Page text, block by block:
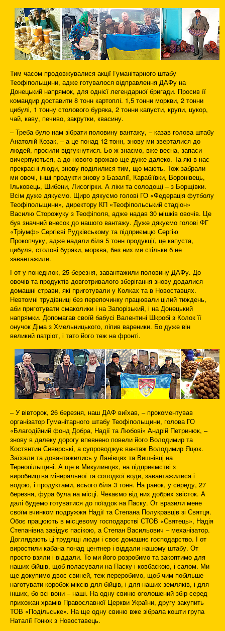
Тим часом продовжувалися акції Гуманітарного штабу
Теофіпольщини, адже готувалося відправлення ДАФу на
Донецький напрямок, для однієї легендарної бригади. Просив її
командир доставити 8 тонн картоплі. 1,5 тонни моркви, 2 тонни
цибулі, 1 тонну столового буряка, 2 тонни капусти, крупи, цукор,
чай, каву, печиво, закрутки, квасину.
– Треба було нам зібрати половину вантажу, – казав голова штабу
Анатолій Козак, – а це понад 12 тонн, знову ми зверталися до
людей, просили відгукнутися. Бо ж знаємо, вже весна, запаси
вичерпуються, а до нового врожаю ще дуже далеко. Та які в нас
прекрасні люди, знову поділилися тим, що мають. Тож забрали
ми овочі, інші продукти знову з Базалії, Карабіївки, Воронівець,
Ільковець, Шибени, Лисогірки. А ліки та солодощі – з Борщівки.
Всім дуже дякуємо. Щиро дякуємо голові ГО «Федерація футболу
Теофіпольщини», директору КП «Теофіпольський стадіон»
Василю Сторожуку з Теофіполя, адже надав 30 мішків овочів. Це
був значний внесок до нашого вантажу. Дуже дякуємо голові ФГ
«Тріумф» Сергієві Рудківському та підприємцю Сергію
Прокопчуку, адже надали біля 5 тонн продукції, це капуста,
цибуля, столові буряки, морква, без них ми стільки б не
завантажили.
І от у понеділок, 25 березня, завантажили половину ДАФу. До
овочів та продуктів довготривалого зберігання знову додалися
домашні страви, які приготували у Колках та в Новоставцях.
Невтомні трудівниці без перепочинку працювали цілий тиждень,
аби приготувати смаколики і на Запорізький, і на Донецький
напрямки. Допомагав своїй бабусі Валентині Шкробі з Колок її
онучок Діма з Хмельницького, ліпив вареники. Бо дуже він
великий патріот, і тато його теж на фронті.
– У вівторок, 26 березня, наш ДАФ виїхав, – прокоментував
організатор Гуманітарного штабу Теофіпольщини, голова ГО
«Благодійний фонд Добра, Надії та Любові» Андрій Петринюк, –
знову в далеку дорогу впевнено повели його Володимир та
Костянтин Сиверські, а супроводжує вантаж Володимир Яцюк.
Заїхали та довантажились у Ланівцях та Вишнівці на
Тернопільщині. А ще в Микулинцях, на підприємстві з
виробництва мінеральної та солодкої води, завантажилися і
водою, і продуктами, всього біля 3 тонн. На ранок, у середу, 27
березня, фура була на місці. Чекаємо від них добрих звісток. А
далі будемо готуватися до поїздок на Паску. От вразили мене
своїм вчинком подружжя Надії та Степана Полукравців зі Святця.
Обоє працюють в місцевому господарстві СТОВ «Святець», Надія
Степанівна завідує пасікою, а Степан Васильович – механізатор.
Доглядають ці трудящі люди і своє домашнє господарство. І от
виростили кабана понад центнер і віддали нашому штабу. От
просто взяли і віддали. То ми його розробимо та закоптимо для
наших бійців, щоб поласували на Паску і ковбаскою, і салом. Ми
ще докупимо двоє свиней, теж переробимо, щоб чим побільше
наготувати коробок-міксів для бійців, і для наших земляків, і для
інших, бо всі вони – наші. На одну свиню оголошений збір серед
прихожан храмів Православної Церкви України, другу закупить
ТОВ «Подільське». На ще одну свиню вже зібрала кошти група
Наталії Гонюк з Новоставець.